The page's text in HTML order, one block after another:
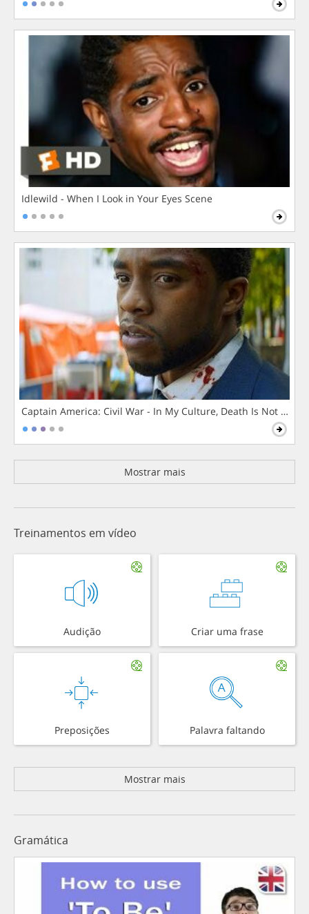
Idlewild - When I Look in Your Eyes Scene
Captain America: Civil War - In My Culture, Death Is Not The
Mostrar mais
Treinamentos em vídeo
Audição Criar uma frase
Preposições Palavra faltando
Mostrar mais
Gramática